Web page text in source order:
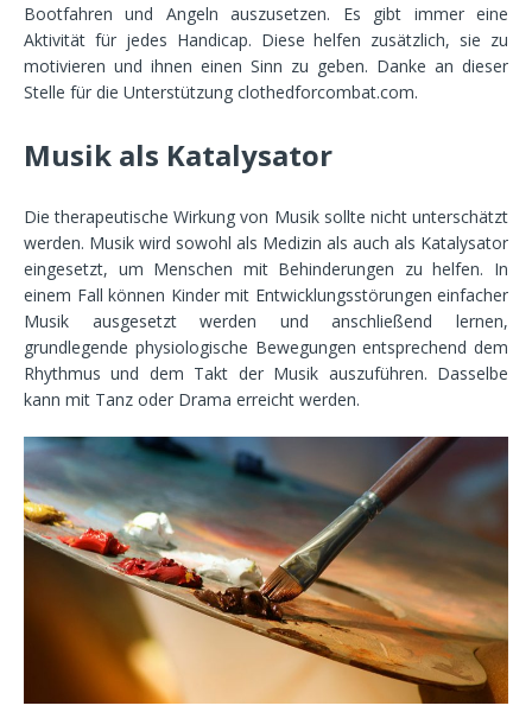
Bootfahren und Angeln auszusetzen. Es gibt immer eine
Aktivität für jedes Handicap. Diese helfen zusätzlich, sie zu
motivieren und ihnen einen Sinn zu geben. Danke an dieser
Stelle für die Unterstützung clothedforcombat.com.
Musik als Katalysator
Die therapeutische Wirkung von Musik sollte nicht unterschätzt
werden. Musik wird sowohl als Medizin als auch als Katalysator
eingesetzt, um Menschen mit Behinderungen zu helfen. In
einem Fall können Kinder mit Entwicklungsstörungen einfacher
Musik ausgesetzt werden und anschließend lernen,
grundlegende physiologische Bewegungen entsprechend dem
Rhythmus und dem Takt der Musik auszuführen. Dasselbe
kann mit Tanz oder Drama erreicht werden.